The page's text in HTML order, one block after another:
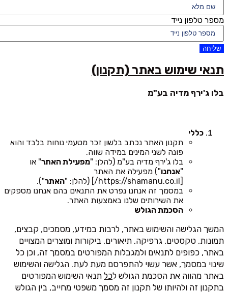
מספר טלפון נייד
שליחה
תנאי שימוש באתר (תקנון)
בלו ג'ירף מדיה בע"מ
כללי
תקנון האתר נכתב בלשון זכר מטעמי נוחות בלבד והוא
פונה לשני המינים במידה שווה.
בלו ג'ירף מדיה בע"מ (להלן: "מפעילת האתר" או
"אנחנו") מפעילה את האתר
[https://shamanu.co.il/] (להלן: "
האתר").
במסמך זה אנחנו נפרט את התנאים בהם אנחנו מספקים
את השירותים שלנו באמצעות האתר.
הסכמת הגולש
המשך הגלישה והשימוש באתר, לרבות במידע, מסמכים, קבצים,
תמונות, טקסטים, גרפיקה, תיאורים, ביקורות ומוצרים המצויים
באתר, כפופים לתנאים ולמגבלות המפורטים במסמך זה, וכן כל
שינוי במסמך, אשר עשוי להתפרסם מעת לעת. הגלישה והשימוש
באתר מהווה את הסכמת הגולש לכל תנאי השימוש המפורטים
בתקנון זה ולהיותו של תקנון זה מסמך משפטי מחייב, בין הגולש